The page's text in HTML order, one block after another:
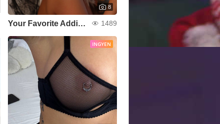
8
Your Favorite Addiction 1489
INGYEN